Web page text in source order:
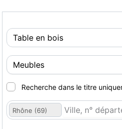
Recherche dans le titre
Rhône (69)